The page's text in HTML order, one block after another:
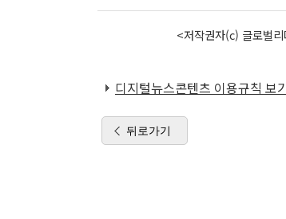
<저작권자(c) 글로벌
디지털뉴스콘텐츠 이용규칙 보
뒤로가기